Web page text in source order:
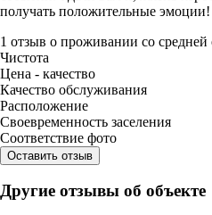
получать положительные эмоции!
1 отзыв о проживании со средней
Чистота
Цена - качество
Качество обслуживания
Расположение
Своевременность заселения
Соответствие фото
Оставить отзыв
Другие отзывы об объекте